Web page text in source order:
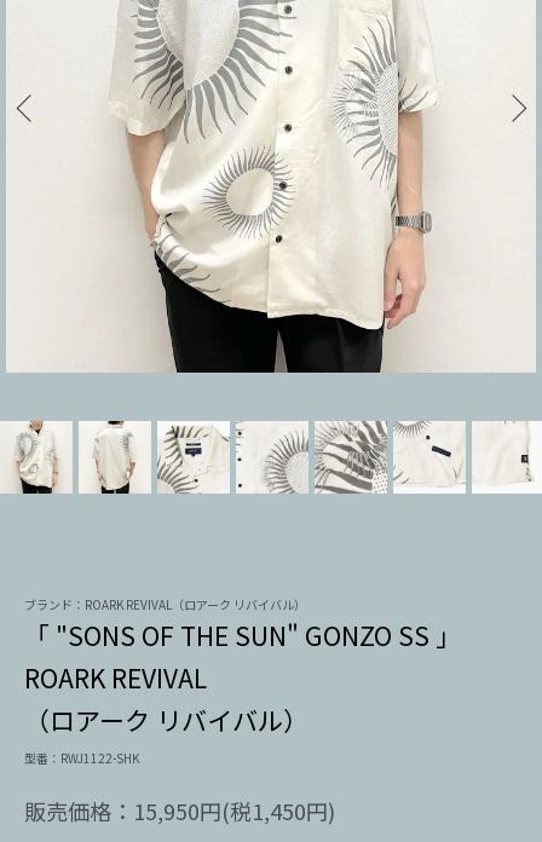
ブランド：ROARK REVIVAL（ロアーク リバイバル）
「 "SONS OF THE SUN" GONZO SS 」
ROARK REVIVAL
（ロアーク リバイバル）
型番：RWJ1122-SHK
販売価格：15,950円(税1,450円)